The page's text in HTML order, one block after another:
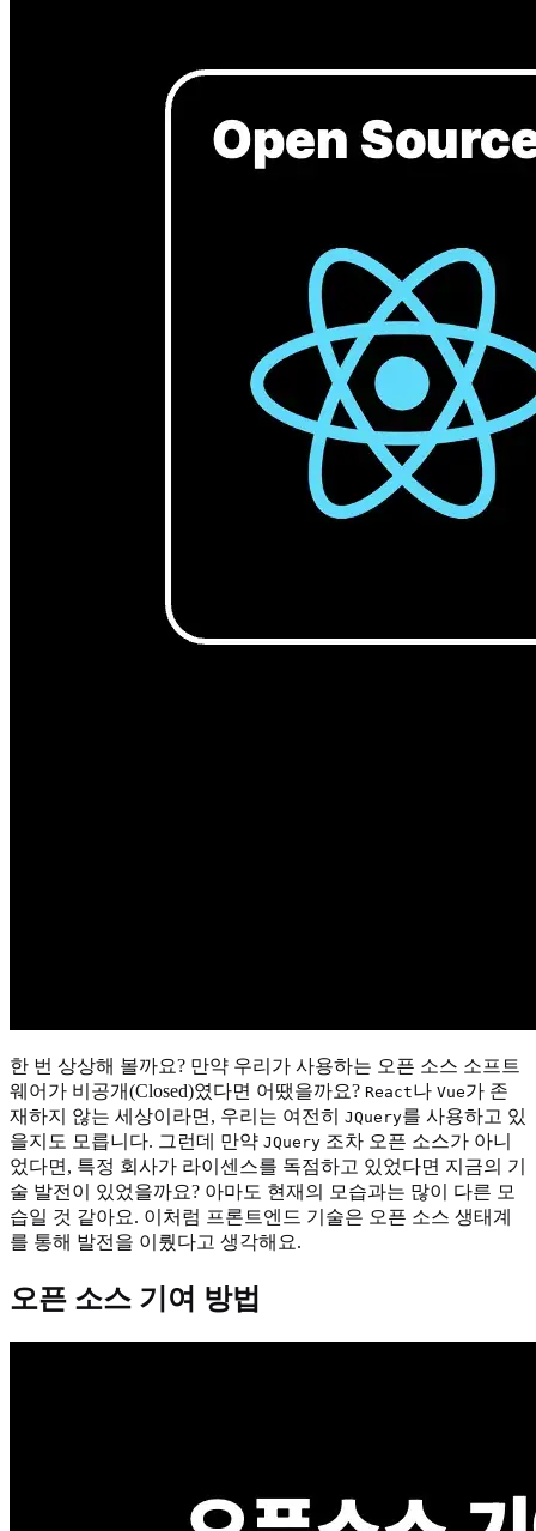
한 번 상상해 볼까요? 만약 우리가 사용하는 오픈 소스 소프트
웨어가 비공개(Closed)였다면 어땠을까요? React나 Vue가 존
재하지 않는 세상이라면, 우리는 여전히 JQuery를 사용하고 있
을지도 모릅니다. 그런데 만약 JQuery 조차 오픈 소스가 아니
었다면, 특정 회사가 라이센스를 독점하고 있었다면 지금의 기
술 발전이 있었을까요? 아마도 현재의 모습과는 많이 다른 모
습일 것 같아요. 이처럼 프론트엔드 기술은 오픈 소스 생태계
를 통해 발전을 이뤘다고 생각해요.
오픈 소스 기여 방법